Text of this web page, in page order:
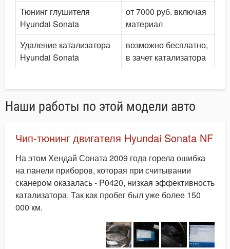
Тюнинг глушителя
Hyundai Sonata
от 7000 руб. включая
материал
Удаление катализатора
Hyundai Sonata
возможно бесплатно,
в зачет катализатора
Наши работы по этой модели авто
Чип-тюнинг двигателя Hyundai Sonata NF
На этом Хендай Соната 2009 года горела ошибка
на панели приборов, которая при считывании
сканером оказалась - P0420, низкая эффективность
катализатора. Так как пробег был уже более 150
000 км.